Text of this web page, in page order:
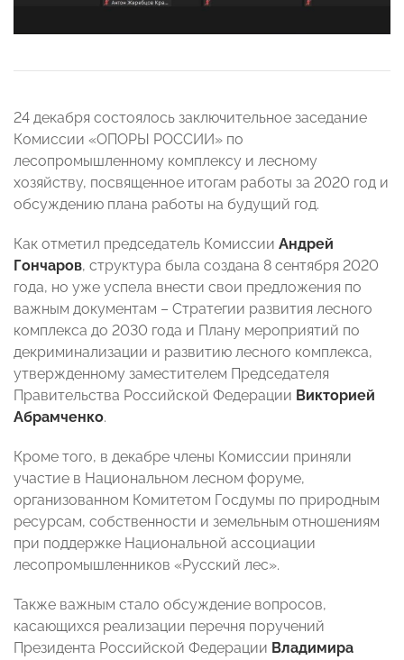
24 декабря состоялось заключительное заседание
Комиссии «ОПОРЫ РОССИИ» по
лесопромышленному комплексу и лесному
хозяйству, посвященное итогам работы за 2020 год и
обсуждению плана работы на будущий год.
Как отметил председатель Комиссии Андрей
Гончаров, структура была создана 8 сентября 2020
года, но уже успела внести свои предложения по
важным документам – Стратегии развития лесного
комплекса до 2030 года и Плану мероприятий по
декриминализации и развитию лесного комплекса,
утвержденному заместителем Председателя
Правительства Российской Федерации Викторией
Абрамченко.
Кроме того, в декабре члены Комиссии приняли
участие в Национальном лесном форуме,
организованном Комитетом Госдумы по природным
ресурсам, собственности и земельным отношениям
при поддержке Национальной ассоциации
лесопромышленников «Русский лес».
Также важным стало обсуждение вопросов,
касающихся реализации перечня поручений
Президента Российской Федерации Владимира